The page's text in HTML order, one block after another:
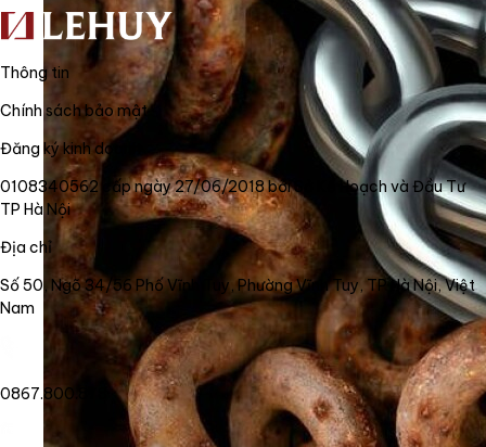
Thông tin
Chính sách bảo mật
Đăng ký kinh doanh
0108340562 cấp ngày 27/06/2018 bởi Sở Kế Hoạch và Đầu Tư
TP Hà Nội
Địa chỉ
Số 50, Ngõ 34/56 Phố Vĩnh Tuy, Phường Vĩnh Tuy, TP Hà Nội, Việt
Nam
0867.800.878